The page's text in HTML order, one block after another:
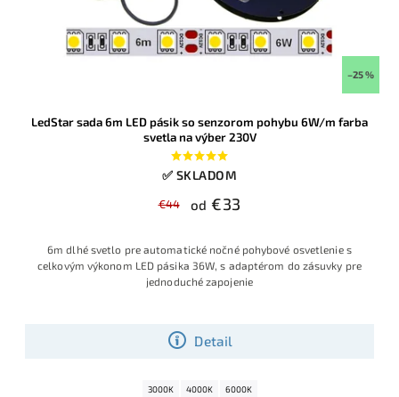
–25 %
LedStar sada 6m LED pásik so senzorom pohybu 6W/m farba
svetla na výber 230V
✅ SKLADOM
€44 od €33
Detail
6m dlhé svetlo pre automatické nočné pohybové osvetlenie s
celkovým výkonom LED pásika 36W, s adaptérom do zásuvky pre
jednoduché zapojenie
3000K 4000K 6000K